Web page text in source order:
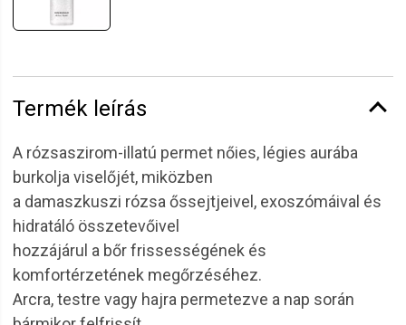
Termék leírás
A rózsaszirom-illatú permet nőies, légies aurába
burkolja viselőjét, miközben
a damaszkuszi rózsa őssejtjeivel, exoszómáival és
hidratáló összetevőivel
hozzájárul a bőr frissességének és
komfortérzetének megőrzéséhez.
Arcra, testre vagy hajra permetezve a nap során